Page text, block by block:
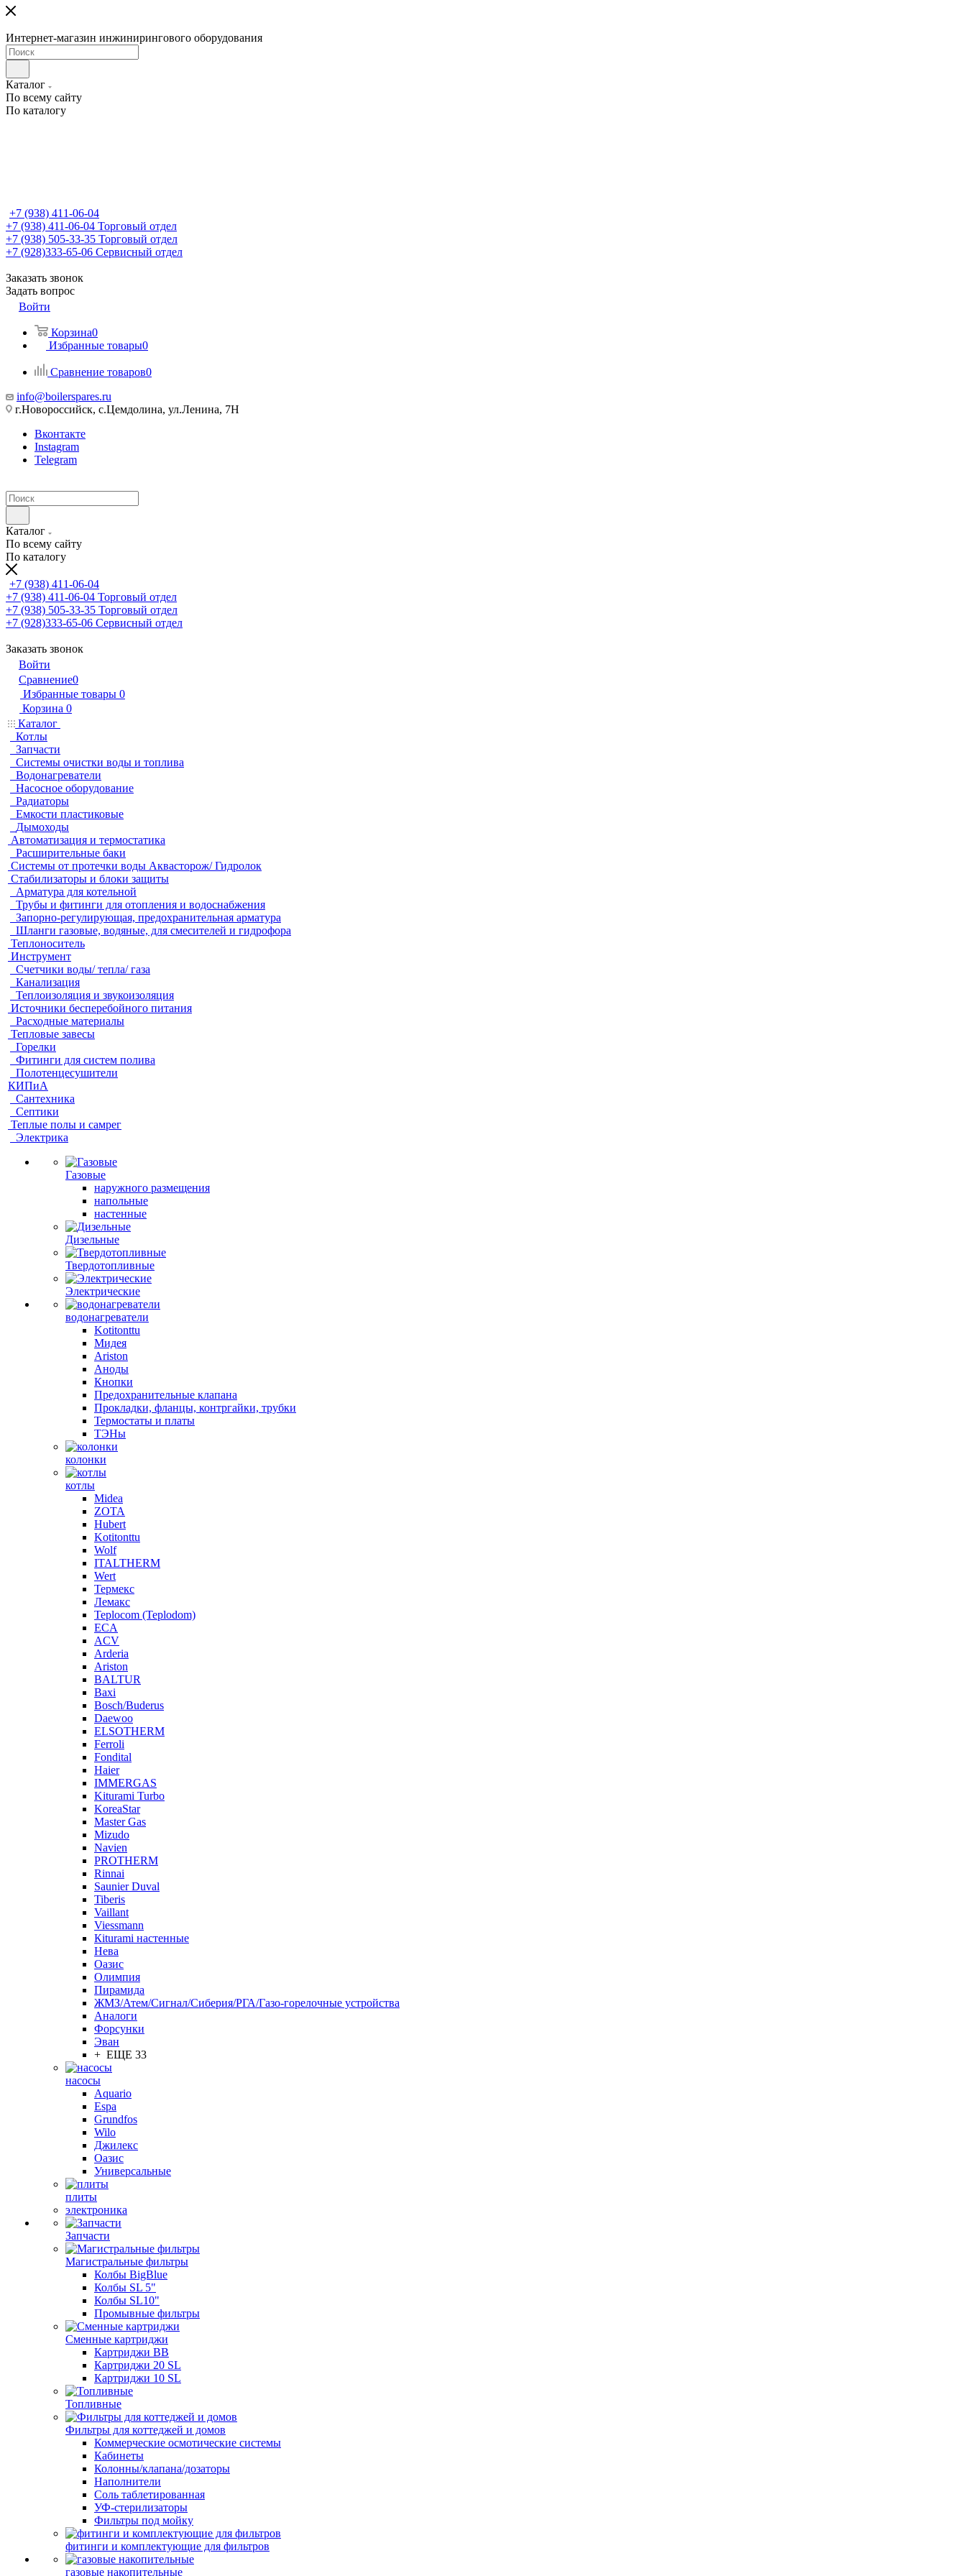
Интернет-магазин инжинирингового оборудования
Каталог
По всему сайту
По каталогу
+7 (938) 411-06-04
+7 (938) 411-06-04 Торговый отдел
+7 (938) 505-33-35 Торговый отдел
+7 (928)333-65-06 Сервисный отдел
Заказать звонок
Задать вопрос
Войти
Корзина0
Избранные товары0
Сравнение товаров0
info@boilerspares.ru
г.Новороссийск, с.Цемдолина, ул.Ленина, 7Н
Вконтакте
Instagram
Telegram
Каталог
По всему сайту
По каталогу
+7 (938) 411-06-04
+7 (938) 411-06-04 Торговый отдел
+7 (938) 505-33-35 Торговый отдел
+7 (928)333-65-06 Сервисный отдел
Заказать звонок
Войти
Сравнение0
Избранные товары 0
Корзина 0
Каталог
Котлы
Запчасти
Системы очистки воды и топлива
Водонагреватели
Насосное оборудование
Радиаторы
Емкости пластиковые
Дымоходы
Автоматизация и термостатика
Расширительные баки
Системы от протечки воды Аквасторож/ Гидролок
Стабилизаторы и блоки защиты
Арматура для котельной
Трубы и фитинги для отопления и водоснабжения
Запорно-регулирующая, предохранительная арматура
Шланги газовые, водяные, для смесителей и гидрофора
Теплоноситель
Инструмент
Счетчики воды/ тепла/ газа
Канализация
Теплоизоляция и звукоизоляция
Источники бесперебойного питания
Расходные материалы
Тепловые завесы
Горелки
Фитинги для систем полива
Полотенцесушители
КИПиА
Сантехника
Септики
Теплые полы и самрег
Электрика
Газовые
наружного размещения
напольные
настенные
Дизельные
Твердотопливные
Электрические
водонагреватели
Kotitonttu
Мидея
Ariston
Аноды
Кнопки
Предохранительные клапана
Прокладки, фланцы, контргайки, трубки
Термостаты и платы
ТЭНы
колонки
котлы
Midea
ZOTA
Hubert
Kotitonttu
Wolf
ITALTHERM
Wert
Термекс
Лемакс
Teplocom (Teplodom)
ECA
ACV
Arderia
Ariston
BALTUR
Baxi
Bosch/Buderus
Daewoo
ELSOTHERM
Ferroli
Fondital
Haier
IMMERGAS
Kiturami Turbo
KoreaStar
Master Gas
Mizudo
Navien
PROTHERM
Rinnai
Saunier Duval
Tiberis
Vaillant
Viessmann
Кiturami настенные
Нева
Оазис
Олимпия
Пирамида
ЖМЗ/Атем/Сигнал/Сиберия/РГА/Газо-горелочные устройства
Aналоги
Форсунки
Эван
+ ЕЩЕ 33
насосы
Aquario
Espa
Grundfos
Wilo
Джилекс
Оазис
Универсальные
плиты
электроника
Запчасти
Магистральные фильтры
Колбы BigBlue
Колбы SL 5"
Колбы SL10"
Промывные фильтры
Сменные картриджи
Картриджи BB
Картриджи 20 SL
Картриджи 10 SL
Топливные
Фильтры для коттеджей и домов
Коммерческие осмотические системы
Кабинеты
Колонны/клапана/дозаторы
Наполнители
Соль таблетированная
УФ-стерилизаторы
Фильтры под мойку
фитинги и комплектующие для фильтров
газовые накопительные